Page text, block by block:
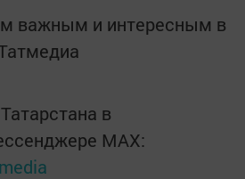
важным и интересным в
в
MАХ: